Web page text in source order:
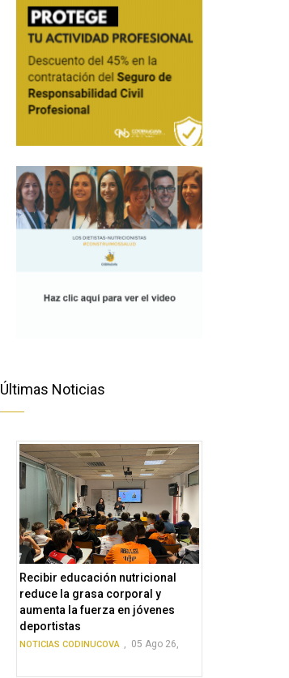
Últimas Noticias
Recibir educación nutricional
reduce la grasa corporal y
aumenta la fuerza en jóvenes
deportistas
NOTICIAS CODINUCOVA , 05 Ago 26,